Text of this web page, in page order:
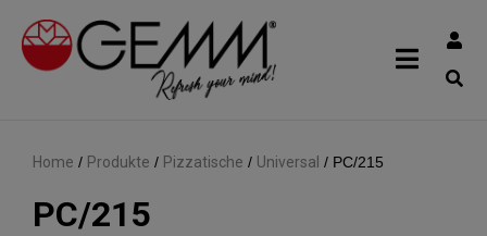
Home / Produkte / Pizzatische / Universal / PC/215
PC/215